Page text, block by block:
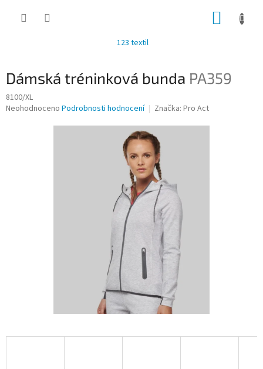
123 textil
Dámská tréninková bunda PA359
8100/XL
Průměrné
Neohodnoceno Podrobnosti hodnocení Značka: Pro Act